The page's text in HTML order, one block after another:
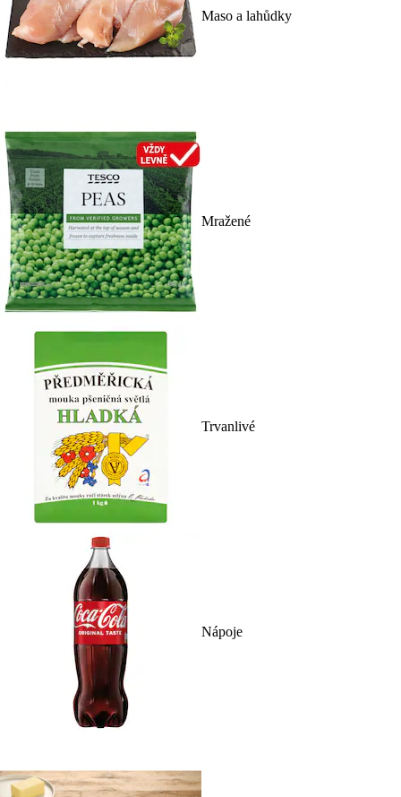
Maso a lahůdky
Mražené
Trvanlivé
Nápoje